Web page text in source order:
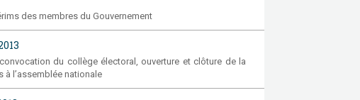
des membres du Gouvernement
du collège électoral, ouverture et clôture de la
l’assemblée nationale